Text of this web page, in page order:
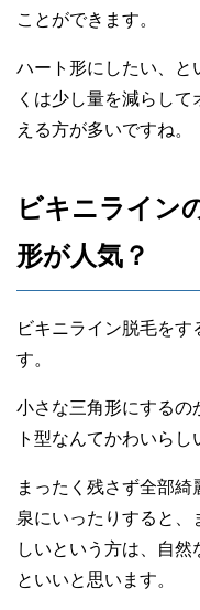
ことができます。
ハート形にしたい、と
くは少し量を減らし
える方が多いですね。
ビキニライン
形が人気？
ビキニライン脱毛をす
す。
小さな三角形にするの
ト型なんてかわいらし
まったく残さず全部
泉にいったりすると
しいという方は、自然
といいと思います。